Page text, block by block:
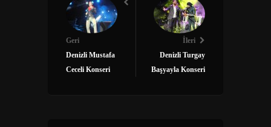
Geri
Denizli Mustafa
Ceceli Konseri
İleri
Denizli Turgay
Başyayla Konseri